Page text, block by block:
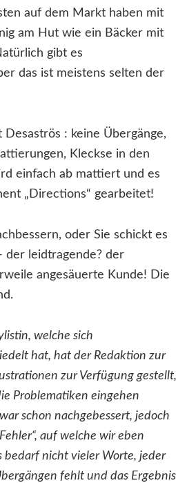
auf dem Markt haben mit
am Hut wie ein Bäcker mit
gibt es
das ist meistens selten der
: keine Übergänge,
Kleckse in den
einfach ab mattiert und es
„Directions“ gearbeitet!
oder Sie schickt es
leidtragende? der
angesäuerte Kunde! Die
welche sich
hat, hat der Redaktion zur
zur Verfügung gestellt,
Problematiken eingehen
schon nachgebessert, jedoch
auf welche wir eben
bedarf nicht vieler Worte, jeder
fehlt und das Ergebnis